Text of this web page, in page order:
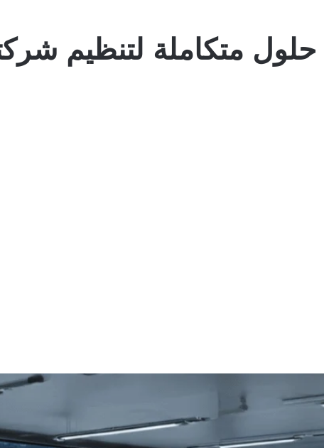
حلول متكاملة لتنظيم